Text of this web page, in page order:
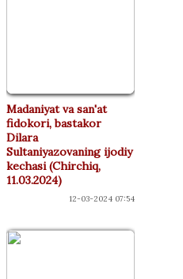
Madaniyat va san'at
fidokori, bastakor
Dilara
Sultaniyazovaning ijodiy
kechasi (Chirchiq,
11.03.2024)
12-03-2024 07:54